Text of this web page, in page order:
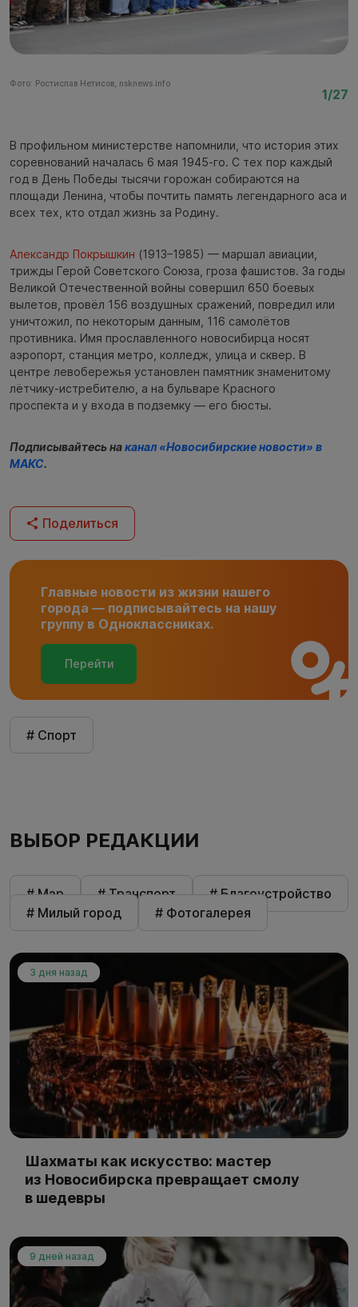
Фото: Ростислав Нетисов, nsknews.info
1/27
В профильном министерстве напомнили, что история этих
соревнований началась 6 мая 1945-го. С тех пор каждый
год в День Победы тысячи горожан собираются на
площади Ленина, чтобы почтить память легендарного аса и
всех тех, кто отдал жизнь за Родину.
Александр Покрышкин (1913–1985) — маршал авиации,
трижды Герой Советского Союза, гроза фашистов. За годы
Великой Отечественной войны совершил 650 боевых
вылетов, провёл 156 воздушных сражений, повредил или
уничтожил, по некоторым данным, 116 самолётов
противника. Имя прославленного новосибирца носят
аэропорт, станция метро, колледж, улица и сквер. В
центре левобережья установлен памятник знаменитому
лётчику-истребителю, а на бульваре Красного
проспекта и у входа в подземку — его бюсты.
Подписывайтесь наканал «Новосибирские новости» в
МАКС.
Поделиться
Главные новости из жизни нашего
города — подписывайтесь на нашу
группу в Одноклассниках.
Перейти
# Спорт
ВЫБОР РЕДАКЦИИ
# Мэр # Транспорт
# Благоустройство
# Милый город
# Фотогалерея
3 дня назад
Шахматы как искусство: мастер
из Новосибирска превращает смолу
в шедевры
9 дней назад